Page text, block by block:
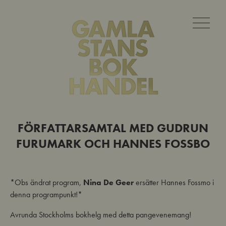
FÖRFATTARSAMTAL MED GUDRUN
FURUMARK OCH HANNES FOSSBO
*Obs ändrat program, Nina De Geerersätter Hannes Fossmo i
denna programpunkt!*
Avrunda Stockholms bokhelg med detta pangevenemang!